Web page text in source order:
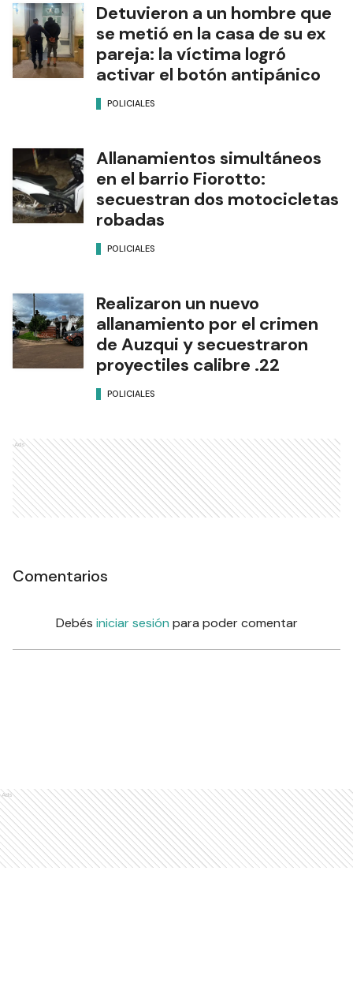
Detuvieron a un hombre que
se metió en la casa de su ex
pareja: la víctima logró
activar el botón antipánico
POLICIALES
Allanamientos simultáneos
en el barrio Fiorotto:
secuestran dos motocicletas
robadas
POLICIALES
Realizaron un nuevo
allanamiento por el crimen
de Auzqui y secuestraron
proyectiles calibre .22
POLICIALES
Ads
Comentarios
Debés iniciar sesión para poder comentar
Ads